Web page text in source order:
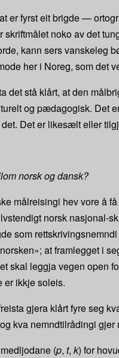
er fyrst eit brigde —
skriftmålet noko av det
kann sers vanskeleg
her i Noreg, som det
det stå klårt, at den
og pædagogisk. Det
Det er likesælt eller
norsk og dansk?
målreisingi hev vore å
norsk nasjonal-
som
at framlegget i
skal leggja vegen open
er ikkje soleis.
gjera klårt fyre seg
kva nemndtilrådingi gjer
(p, t, k) for